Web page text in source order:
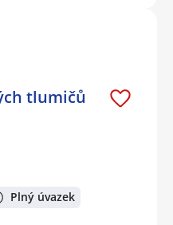
tlumičů
Plný úvazek